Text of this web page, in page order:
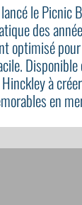
le Picnic
des
optimisé
à
en